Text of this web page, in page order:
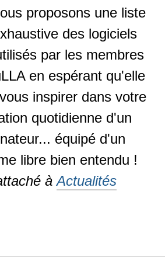
proposons une liste
des logiciels
par les membres
en espérant qu'elle
inspirer dans votre
quotidienne d'un
équipé d'un
libre bien entendu !
à Actualités